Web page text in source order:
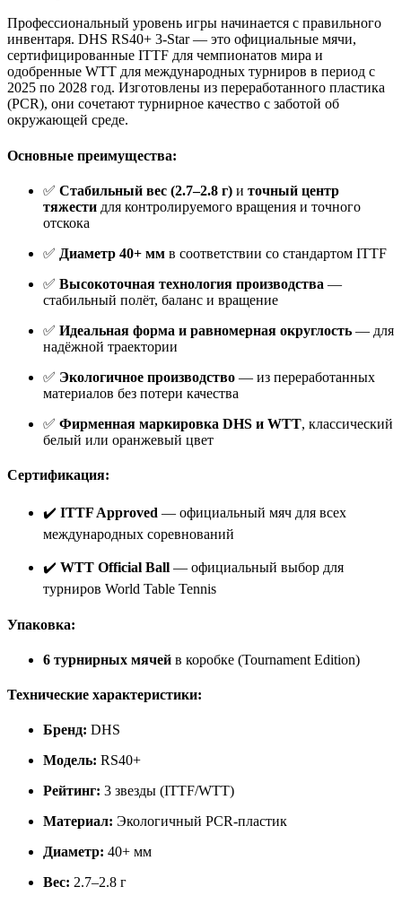
Профессиональный уровень игры начинается с правильного
инвентаря. DHS RS40+ 3-Star — это официальные мячи,
сертифицированные ITTF для чемпионатов мира и
одобренные WTT для международных турниров в период с
2025 по 2028 год. Изготовлены из переработанного пластика
(PCR), они сочетают турнирное качество с заботой об
окружающей среде.
Основные преимущества:
✅ Стабильный вес (2.7–2.8 г) и точный центр
тяжести для контролируемого вращения и точного
отскока
✅ Диаметр 40+ мм в соответствии со стандартом ITTF
✅ Высокоточная технология производства —
стабильный полёт, баланс и вращение
✅ Идеальная форма и равномерная округлость — для
надёжной траектории
✅ Экологичное производство — из переработанных
материалов без потери качества
✅ Фирменная маркировка DHS и WTT, классический
белый или оранжевый цвет
Сертификация:
✔️ ITTF Approved — официальный мяч для всех
международных соревнований
✔️ WTT Official Ball — официальный выбор для
турниров World Table Tennis
Упаковка:
6 турнирных мячей в коробке (Tournament Edition)
Технические характеристики:
Бренд: DHS
Модель: RS40+
Рейтинг: 3 звезды (ITTF/WTT)
Материал: Экологичный PCR-пластик
Диаметр: 40+ мм
Вес: 2.7–2.8 г